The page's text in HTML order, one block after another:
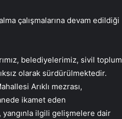
çalışmalarına devam edildiği
belediyelerimiz, sivil toplum
olarak sürdürülmektedir.
Arıklı mezrası,
ikamet eden
yangınla ilgili gelişmelere dair